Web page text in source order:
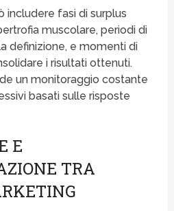
includere fasi di surplus
muscolare, periodi di
definizione, e momenti di
i risultati ottenuti.
un monitoraggio costante
basati sulle risposte
E
TRA